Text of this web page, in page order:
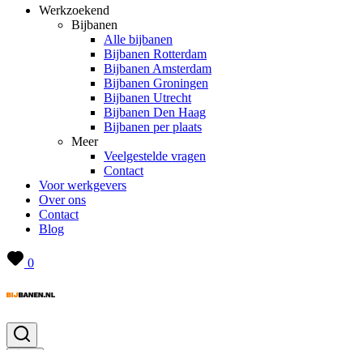
Werkzoekend
Bijbanen
Alle bijbanen
Bijbanen Rotterdam
Bijbanen Amsterdam
Bijbanen Groningen
Bijbanen Utrecht
Bijbanen Den Haag
Bijbanen per plaats
Meer
Veelgestelde vragen
Contact
Voor werkgevers
Over ons
Contact
Blog
0